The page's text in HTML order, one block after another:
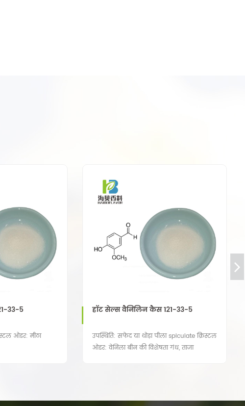
33-5
ओडर: मीठा
हॉट सेल्स वैनिलिन कैस 121-33-5
उपस्थिति: सफेद या थोड़ा पीला spiculate क्रिस्टल
ओडर: वेनिला बीन की विशेषता गंध, ताजा